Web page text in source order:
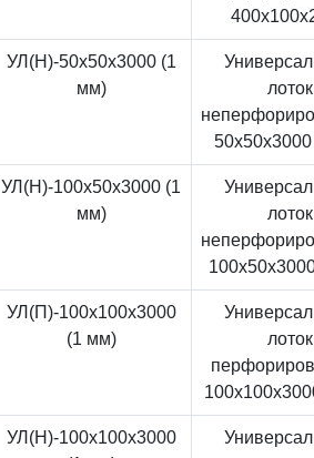
УЛ(Н)-50x50x3000 (1
мм)
лоток
УЛ(Н)-100x50x3000 (1
мм)
лоток
УЛ(П)-100x100x3000
(1 мм)
лоток
УЛ(Н)-100x100x3000